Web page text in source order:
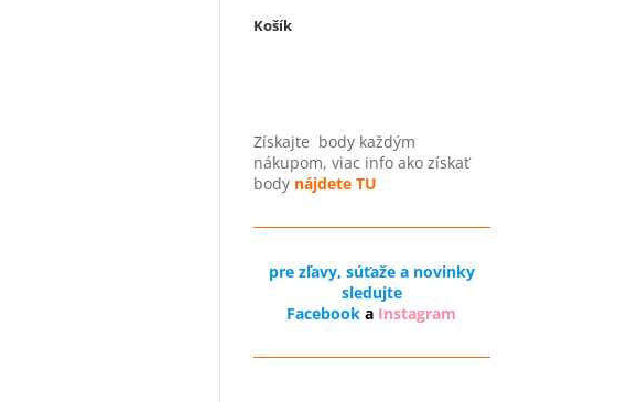
Košík
Získajte body každým
nákupom, viac info ako získať
body nájdete TU
pre zľavy, súťaže a novinky
sledujte
Facebook a Instagram